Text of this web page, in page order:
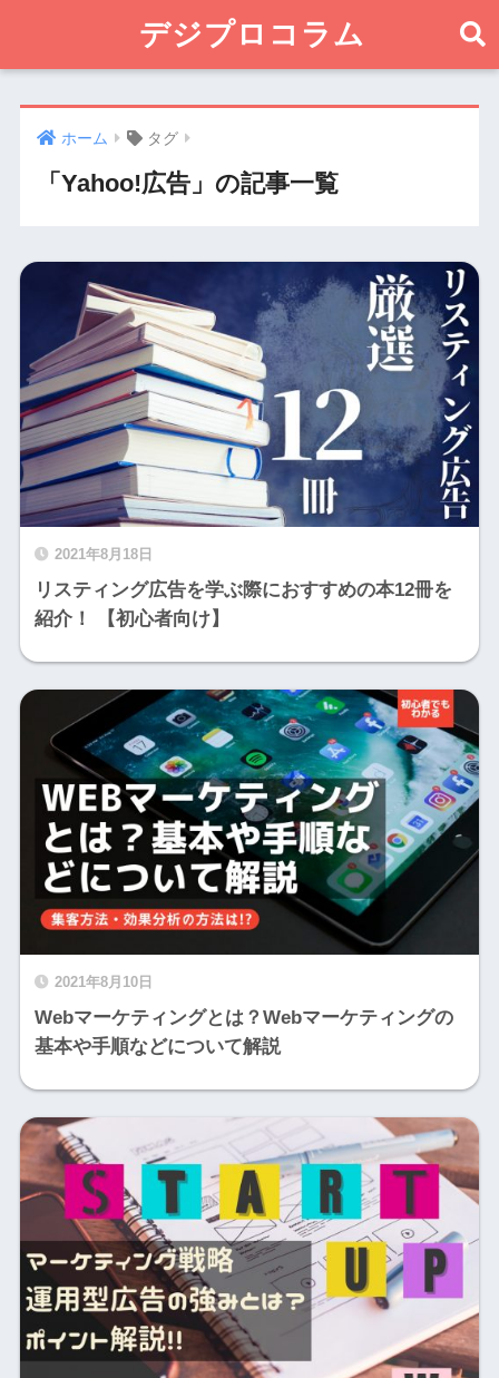
デジプロコラム
ホーム タグ
「Yahoo!広告」の記事一覧
2021年8月18日
リスティング広告を学ぶ際におすすめの本12冊を
紹介！ 【初心者向け】
2021年8月10日
Webマーケティングとは？Webマーケティングの
基本や手順などについて解説